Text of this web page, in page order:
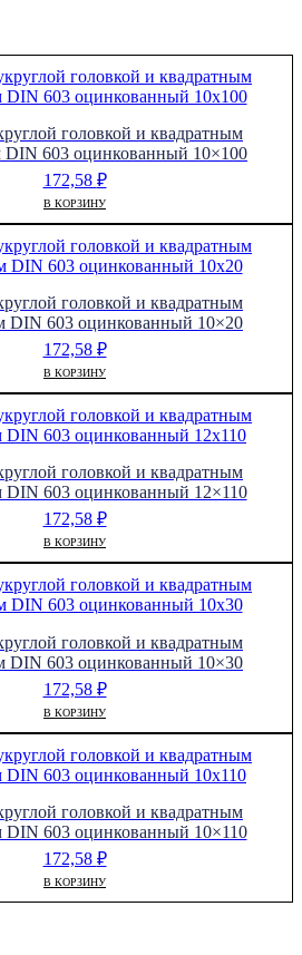
головкой и квадратным
DIN 603 оцинкованный 10×100
172,58 ₽
В КОРЗИНУ
головкой и квадратным
DIN 603 оцинкованный 10×20
172,58 ₽
В КОРЗИНУ
головкой и квадратным
DIN 603 оцинкованный 12×110
172,58 ₽
В КОРЗИНУ
головкой и квадратным
DIN 603 оцинкованный 10×30
172,58 ₽
В КОРЗИНУ
головкой и квадратным
DIN 603 оцинкованный 10×110
172,58 ₽
В КОРЗИНУ